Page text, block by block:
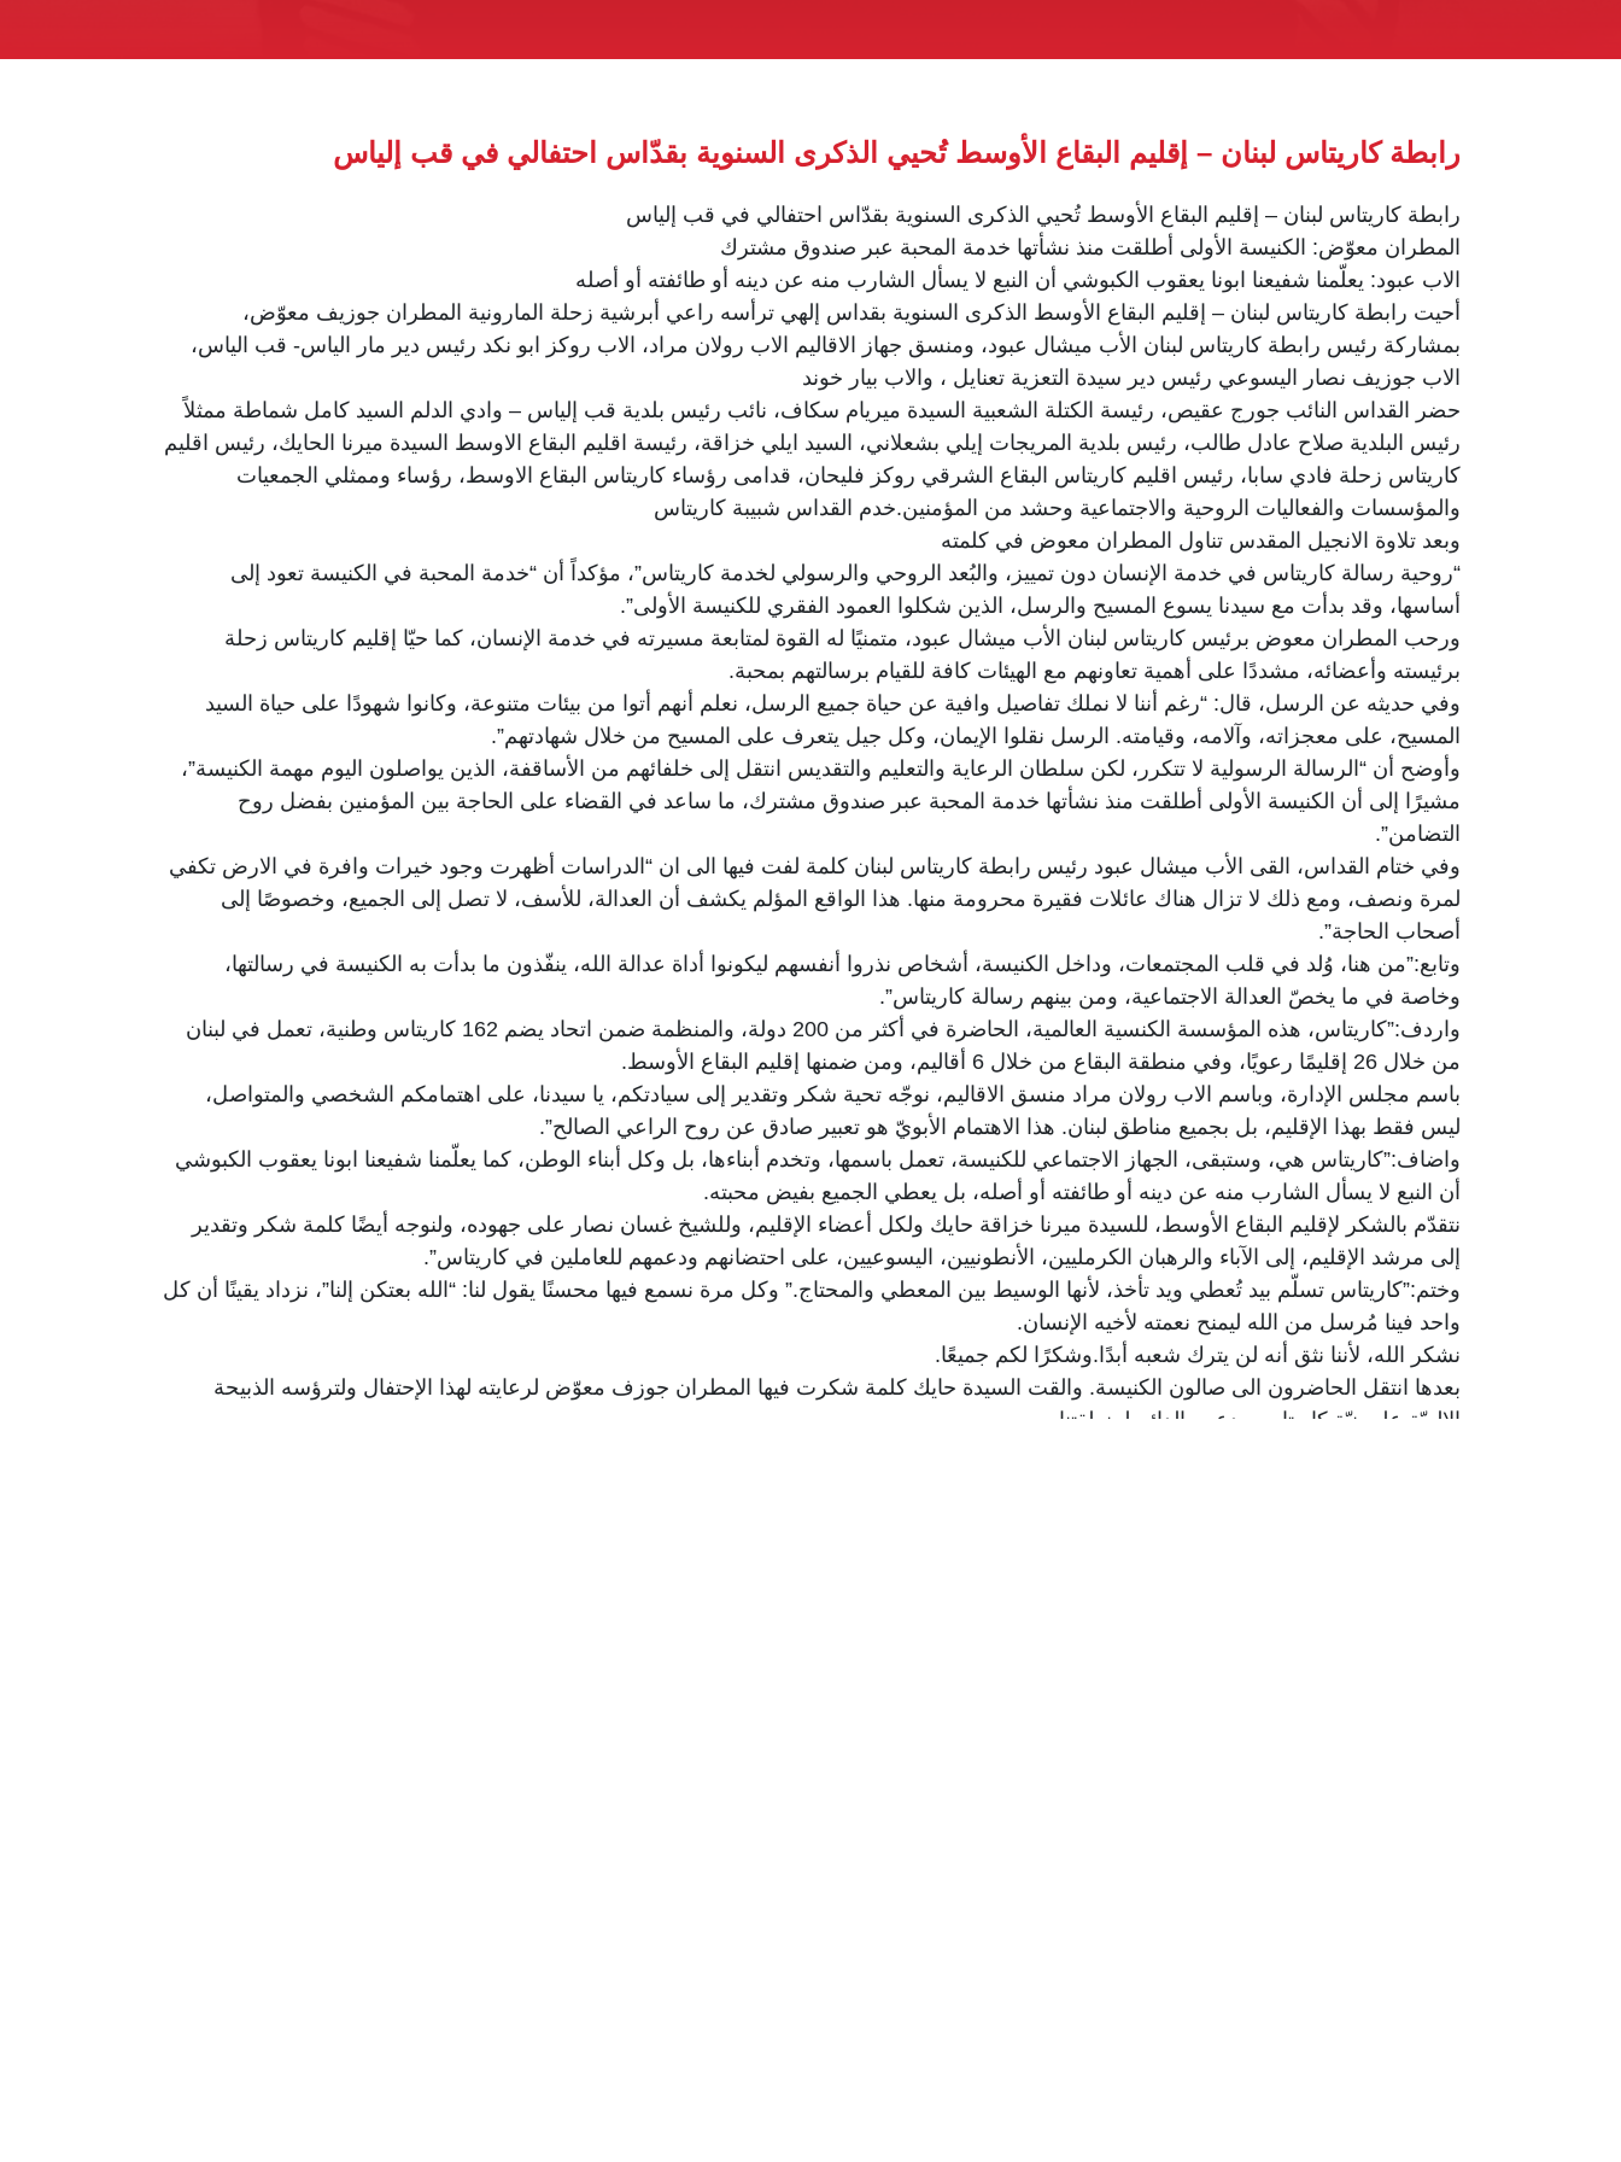
رابطة كاريتاس لبنان – إقليم البقاع الأوسط تُحيي الذكرى السنوية بقدّاس احتفالي في قب إلياس
رابطة كاريتاس لبنان – إقليم البقاع الأوسط تُحيي الذكرى السنوية بقدّاس احتفالي في قب إلياس
المطران معوّض: الكنيسة الأولى أطلقت منذ نشأتها خدمة المحبة عبر صندوق مشترك
الاب عبود: يعلّمنا شفيعنا ابونا يعقوب الكبوشي أن النبع لا يسأل الشارب منه عن دينه أو طائفته أو أصله
أحيت رابطة كاريتاس لبنان – إقليم البقاع الأوسط الذكرى السنوية بقداس إلهي ترأسه راعي أبرشية زحلة المارونية المطران جوزيف معوّض،
بمشاركة رئيس رابطة كاريتاس لبنان الأب ميشال عبود، ومنسق جهاز الاقاليم الاب رولان مراد، الاب روكز ابو نكد رئيس دير مار الياس- قب الياس،
الاب جوزيف نصار اليسوعي رئيس دير سيدة التعزية تعنايل ، والاب بيار خوند
حضر القداس النائب جورج عقيص، رئيسة الكتلة الشعبية السيدة ميريام سكاف، نائب رئيس بلدية قب إلياس – وادي الدلم السيد كامل شماطة ممثلاً
رئيس البلدية صلاح عادل طالب، رئيس بلدية المريجات إيلي بشعلاني، السيد ايلي خزاقة، رئيسة اقليم البقاع الاوسط السيدة ميرنا الحايك، رئيس اقليم
كاريتاس زحلة فادي سابا، رئيس اقليم كاريتاس البقاع الشرقي روكز فليحان، قدامى رؤساء كاريتاس البقاع الاوسط، رؤساء وممثلي الجمعيات
والمؤسسات والفعاليات الروحية والاجتماعية وحشد من المؤمنين.خدم القداس شبيبة كاريتاس
وبعد تلاوة الانجيل المقدس تناول المطران معوض في كلمته
“روحية رسالة كاريتاس في خدمة الإنسان دون تمييز، والبُعد الروحي والرسولي لخدمة كاريتاس”، مؤكداً أن “خدمة المحبة في الكنيسة تعود إلى
أساسها، وقد بدأت مع سيدنا يسوع المسيح والرسل، الذين شكلوا العمود الفقري للكنيسة الأولى”.
ورحب المطران معوض برئيس كاريتاس لبنان الأب ميشال عبود، متمنيًا له القوة لمتابعة مسيرته في خدمة الإنسان، كما حيّا إقليم كاريتاس زحلة
برئيسته وأعضائه، مشددًا على أهمية تعاونهم مع الهيئات كافة للقيام برسالتهم بمحبة.
وفي حديثه عن الرسل، قال: “رغم أننا لا نملك تفاصيل وافية عن حياة جميع الرسل، نعلم أنهم أتوا من بيئات متنوعة، وكانوا شهودًا على حياة السيد
المسيح، على معجزاته، وآلامه، وقيامته. الرسل نقلوا الإيمان، وكل جيل يتعرف على المسيح من خلال شهادتهم”.
وأوضح أن “الرسالة الرسولية لا تتكرر، لكن سلطان الرعاية والتعليم والتقديس انتقل إلى خلفائهم من الأساقفة، الذين يواصلون اليوم مهمة الكنيسة”،
مشيرًا إلى أن الكنيسة الأولى أطلقت منذ نشأتها خدمة المحبة عبر صندوق مشترك، ما ساعد في القضاء على الحاجة بين المؤمنين بفضل روح
التضامن”.
وفي ختام القداس، القى الأب ميشال عبود رئيس رابطة كاريتاس لبنان كلمة لفت فيها الى ان “الدراسات أظهرت وجود خيرات وافرة في الارض تكفي
لمرة ونصف، ومع ذلك لا تزال هناك عائلات فقيرة محرومة منها. هذا الواقع المؤلم يكشف أن العدالة، للأسف، لا تصل إلى الجميع، وخصوصًا إلى
أصحاب الحاجة”.
وتابع:”من هنا، وُلد في قلب المجتمعات، وداخل الكنيسة، أشخاص نذروا أنفسهم ليكونوا أداة عدالة الله، ينفّذون ما بدأت به الكنيسة في رسالتها،
وخاصة في ما يخصّ العدالة الاجتماعية، ومن بينهم رسالة كاريتاس”.
واردف:”كاريتاس، هذه المؤسسة الكنسية العالمية، الحاضرة في أكثر من 200 دولة، والمنظمة ضمن اتحاد يضم 162 كاريتاس وطنية، تعمل في لبنان
من خلال 26 إقليمًا رعويًا، وفي منطقة البقاع من خلال 6 أقاليم، ومن ضمنها إقليم البقاع الأوسط.
باسم مجلس الإدارة، وباسم الاب رولان مراد منسق الاقاليم، نوجّه تحية شكر وتقدير إلى سيادتكم، يا سيدنا، على اهتمامكم الشخصي والمتواصل،
ليس فقط بهذا الإقليم، بل بجميع مناطق لبنان. هذا الاهتمام الأبويّ هو تعبير صادق عن روح الراعي الصالح”.
واضاف:”كاريتاس هي، وستبقى، الجهاز الاجتماعي للكنيسة، تعمل باسمها، وتخدم أبناءها، بل وكل أبناء الوطن، كما يعلّمنا شفيعنا ابونا يعقوب الكبوشي
أن النبع لا يسأل الشارب منه عن دينه أو طائفته أو أصله، بل يعطي الجميع بفيض محبته.
نتقدّم بالشكر لإقليم البقاع الأوسط، للسيدة ميرنا خزاقة حايك ولكل أعضاء الإقليم، وللشيخ غسان نصار على جهوده، ولنوجه أيضًا كلمة شكر وتقدير
إلى مرشد الإقليم، إلى الآباء والرهبان الكرمليين، الأنطونيين، اليسوعيين، على احتضانهم ودعمهم للعاملين في كاريتاس”.
وختم:”كاريتاس تسلّم بيد تُعطي ويد تأخذ، لأنها الوسيط بين المعطي والمحتاج.” وكل مرة نسمع فيها محسنًا يقول لنا: “الله بعتكن إلنا”، نزداد يقينًا أن كل
واحد فينا مُرسل من الله ليمنح نعمته لأخيه الإنسان.
نشكر الله، لأننا نثق أنه لن يترك شعبه أبدًا.وشكرًا لكم جميعًا.
بعدها انتقل الحاضرون الى صالون الكنيسة. والقت السيدة حايك كلمة شكرت فيها المطران جوزف معوّض لرعايته لهذا الإحتفال ولترؤسه الذبيحة
الإلهيّة على نيّة كاريتاس ودعمه الدائم لمنطقتنا.